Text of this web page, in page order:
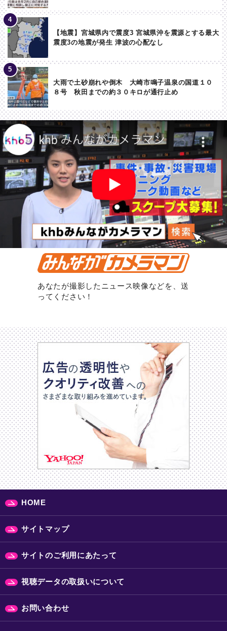
【地震】宮城県内で震度3 宮城県沖を震源とする最大
震度3の地震が発生 津波の心配なし
大雨で土砂崩れや倒木 大崎市鳴子温泉の国道１０
８号 秋田までの約３０キロが通行止め
あなたが撮影したニュース映像などを、送
ってください！
HOME
サイトマップ
サイトのご利用にあたって
視聴データの取扱いについて
お問い合わせ